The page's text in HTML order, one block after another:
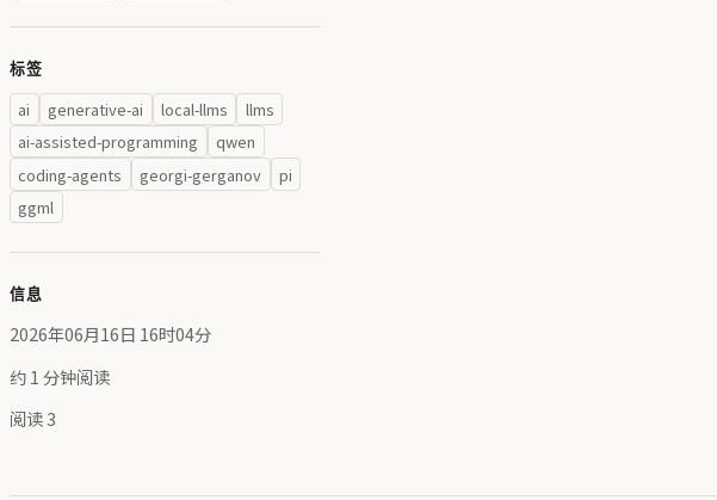
标签
ai generative-ai local-llms
llms
ai-assisted-programming
qwen
coding-agents
georgi-gerganov
pi
ggml
信息
2026年06月16日 16时04分
约 1 分钟阅读
阅读3